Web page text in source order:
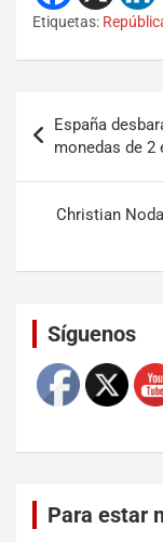
Etiquetas:
España
monedas de 2
Christian
Síguenos
Para estar